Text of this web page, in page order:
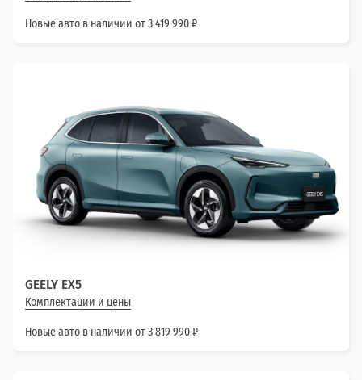
Новые авто в наличии от 3 419 990 ₽
GEELY EX5
Комплектации и цены
Новые авто в наличии от 3 819 990 ₽